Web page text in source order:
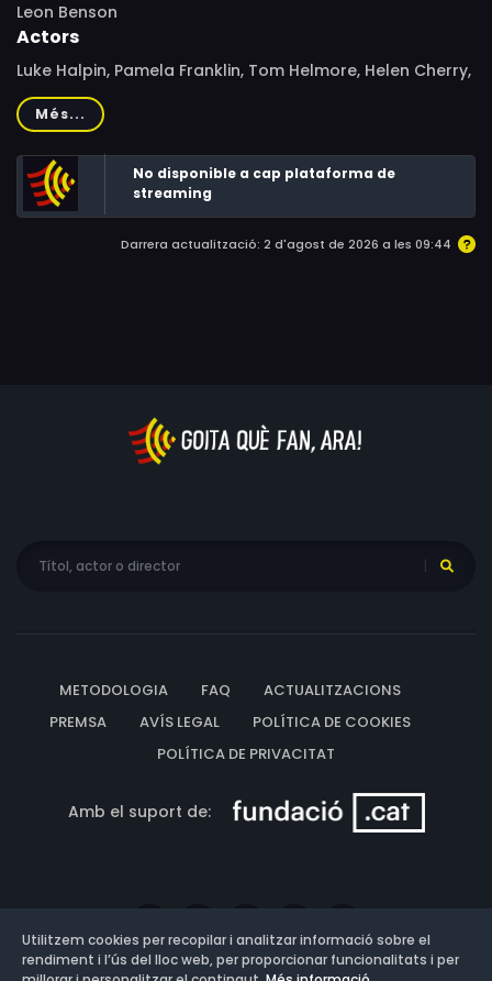
Leon Benson
Actors
Luke Halpin, Pamela Franklin, Tom Helmore, Helen Cherry,
Francesca Annis, Brian Kelly, Robert Baldwin, Joe Higgins,
Lloyd Battista, Gordon Dilworth, Dan Chandler, Ricou
Browning, Richard O'Barry, Courtney Brown
Més...
No disponible a cap plataforma de
streaming
Darrera actualització: 2 d'agost de 2026 a les 09:44
METODOLOGIA FAQ
ACTUALITZACIONS
PREMSA
AVÍS LEGAL
POLÍTICA DE COOKIES
POLÍTICA DE PRIVACITAT
Amb el suport de:
Utilitzem cookies per recopilar i analitzar informació sobre el
rendiment i l’ús del lloc web, per proporcionar funcionalitats i per